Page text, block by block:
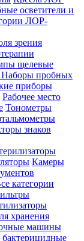
осветители и
ЛОР-
зрения
щелевые
Наборы пробных
приборы
Рабочее место
Тонометры
знаков
Камеры
категории
хранения
машины